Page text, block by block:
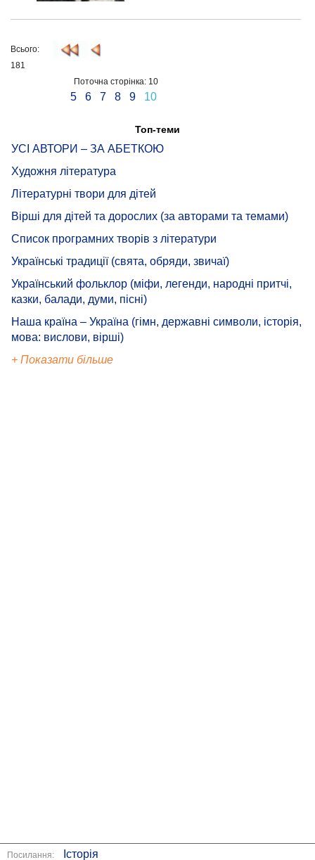
Всього:
181
Поточна сторінка: 10
5 6 7 8 9 10
Топ-теми
УСІ АВТОРИ – ЗА АБЕТКОЮ
Художня література
Літературні твори для дітей
Вірші для дітей та дорослих (за авторами та темами)
Список програмних творів з літератури
Українські традиції (свята, обряди, звичаї)
Український фольклор (міфи, легенди, народні притчі,
казки, балади, думи, пісні)
Наша країна – Україна (гімн, державні символи, історія,
мова: вислови, вірші)
+ Показати більше
Посилання: Історія